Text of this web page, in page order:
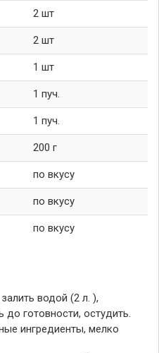
2 шт
2 шт
1 шт
1 пуч.
1 пуч.
200 г
по вкусу
по вкусу
по вкусу
водой (2 л. ),
до готовности, остудить.
ингредиенты, мелко